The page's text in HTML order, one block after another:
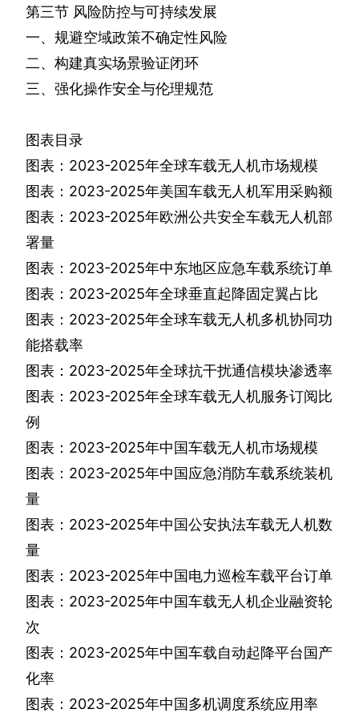
第三节 风险防控与可持续发展
一、规避空域政策不确定性风险
二、构建真实场景验证闭环
三、强化操作安全与伦理规范
图表目录
图表： 2023-2025年全球车载无人机市场规模
图表： 2023-2025年美国车载无人机军用采购额
图表： 2023-2025年欧洲公共安全车载无人机部
署量
图表： 2023-2025年中东地区应急车载系统订单
图表： 2023-2025年全球垂直起降固定翼占比
图表： 2023-2025年全球车载无人机多机协同功
能搭载率
图表： 2023-2025年全球抗干扰通信模块渗透率
图表： 2023-2025年全球车载无人机服务订阅比
例
图表： 2023-2025年中国车载无人机市场规模
图表： 2023-2025年中国应急消防车载系统装机
量
图表： 2023-2025年中国公安执法车载无人机数
量
图表： 2023-2025年中国电力巡检车载平台订单
图表： 2023-2025年中国车载无人机企业融资轮
次
图表： 2023-2025年中国车载自动起降平台国产
化率
图表： 2023-2025年中国多机调度系统应用率